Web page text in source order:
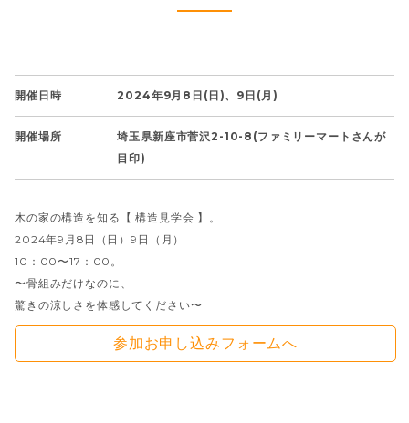
開催日時 2024年9月8日(日)、9日(月)
開催場所
埼玉県新座市菅沢2-10-8(ファミリーマートさんが
目印)
木の家の構造を知る【 構造見学会 】。
2024年9月8日（日）9日（月）
10：00〜17：00。
〜骨組みだけなのに、
驚きの涼しさを体感してください〜
参加お申し込みフォームへ